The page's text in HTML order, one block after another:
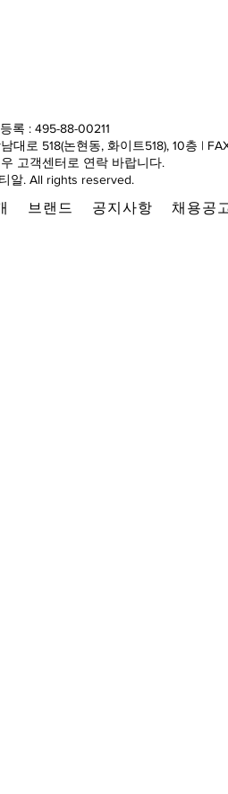
록 : 495-88-00211
대로 518(논현동, 화이트518), 10층 |
고객센터로 연락 바랍니다.
알. All rights reserved.
브랜드 공지사항 채용공